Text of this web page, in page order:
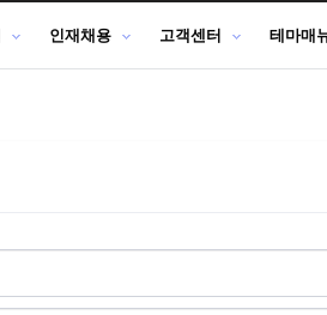
인재채용 고객센터 테마매